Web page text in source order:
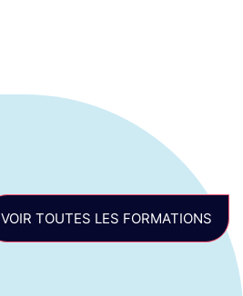
VOIR TOUTES LES FORMATIONS